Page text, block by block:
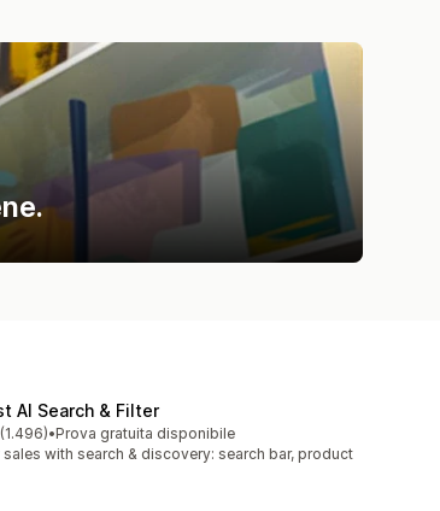
AI Search & Filter
su 5
(1.496) totali
•Prova gratuita disponibile
sales with search & discovery: search bar, product